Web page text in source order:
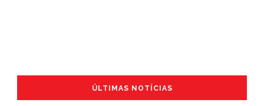
ÚLTIMAS NOTÍCIAS